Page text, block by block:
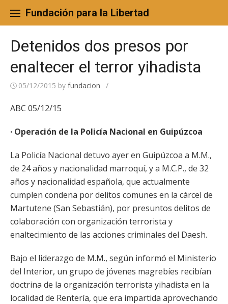
content
Fundación para la Libertad
Detenidos dos presos por
enaltecer el terror yihadista
05/12/2015 by fundacion /
ABC 05/12/15
· Operación de la Policía Nacional en Guipúzcoa
La Policía Nacional detuvo ayer en Guipúzcoa a M.M.,
de 24 años y nacionalidad marroquí, y a M.C.P., de 32
años y nacionalidad española, que actualmente
cumplen condena por delitos comunes en la cárcel de
Martutene (San Sebastián), por presuntos delitos de
colaboración con organización terrorista y
enaltecimiento de las acciones criminales del Daesh.
Bajo el liderazgo de M.M., según informó el Ministerio
del Interior, un grupo de jóvenes magrebíes recibían
doctrina de la organización terrorista yihadista en la
localidad de Rentería, que era impartida aprovechando